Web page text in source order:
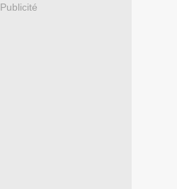
Publicité